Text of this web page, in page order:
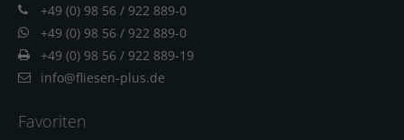
+49 (0) 98 56 / 922 889-0
+49 (0) 98 56 / 922 889-0
+49 (0) 98 56 / 922 889-19
info@fliesen-plus.de
Favoriten